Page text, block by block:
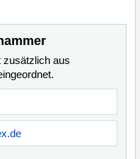
zusätzlich aus